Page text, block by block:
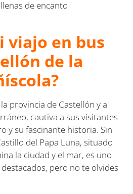
de encanto
viajo en bus
de la
provincia de Castellón y a
cautiva a sus visitantes
y su fascinante historia. Sin
del Papa Luna, situado
la ciudad y el mar, es uno
pero no te olvides